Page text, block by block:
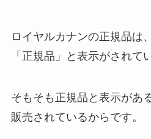
大豆麺
ーパー
ロイヤルカナンの正規品は
「正規品」と表示がされて
そもそも正規品と表示があ
販売されているからです。